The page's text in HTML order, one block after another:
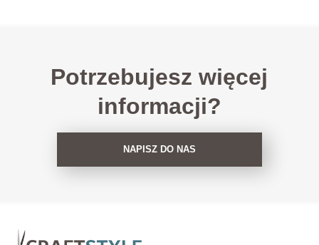
Potrzebujesz więcej
informacji?
NAPISZ DO NAS